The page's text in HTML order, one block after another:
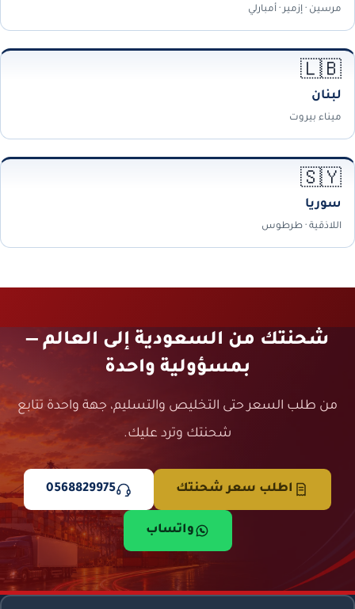
مرسين · إزمير · أمبارلي
🇱🇧
لبنان
ميناء بيروت
🇸🇾
سوريا
اللاذقية · طرطوس
شحنتك من السعودية إلى العالم —
بمسؤولية واحدة
من طلب السعر حتى التخليص والتسليم، جهة واحدة تتابع
شحنتك وترد عليك.
اطلب سعر شحنتك 0568829975
واتساب